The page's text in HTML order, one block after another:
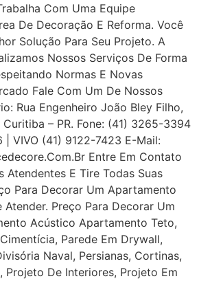
Com Uma Equipe
De Decoração E Reforma. Você
Solução Para Seu Projeto. A
Nossos Serviços De Forma
Normas E Novas
Fale Com Um De Nossos
Rua Engenheiro João Bley Filho,
Curitiba – PR. Fone: (41) 3265-3394
| VIVO (41) 9122-7423 E-Mail:
Entre Em Contato
Atendentes E Tire Todas Suas
Para Decorar Um Apartamento
Atender. Preço Para Decorar Um
Acústico Apartamento Teto,
Parede Em Drywall,
Naval, Persianas, Cortinas,
Projeto De Interiores, Projeto Em